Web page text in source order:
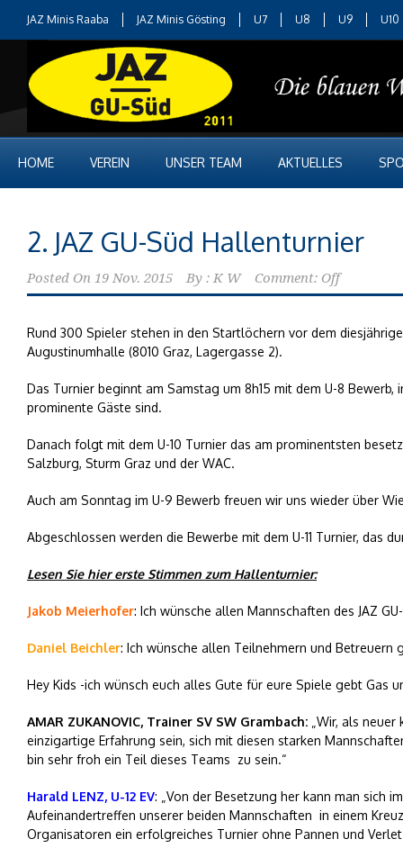
JAZ Minis Raaba JAZ Minis Gösting U7 U8 U9 U10
HOME VEREIN UNSER TEAM AKTUELLES
2. JAZ GU-Süd Hallenturnier
Posted On 19 Nov. 2015 By : K W Comment: Off
Rund 300 Spieler stehen in den Startlöchern vor dem
Augustinumhalle (8010 Graz, Lagergasse 2).
Das Turnier beginnt am Samstag um 8h15 mit dem U-8
prominente Gäste sind.
Danach folgt mit dem U-10 Turnier das am prominentsten
Salzburg, Sturm Graz und der WAC.
Auch am Sonntag im U-9 Bewerb freuen wir uns wieder über
Abgeschlossen werden die Bewerbe mit dem U-11 Turnier, das
Lesen Sie hier erste Stimmen zum Hallenturnier:
Jakob Meierhofer: Ich wünsche allen Mannschaften des JAZ
Daniel Beichler: Ich wünsche allen Teilnehmern und Betreuern
Hey Kids -ich wünsch euch alles Gute für eure Spiele gebt Gas
AMAR ZUKANOVIC, Trainer SV SW Grambach: „Wir, als
einzigartige Erfahrung sein, sich mit diesen starken
bin sehr froh ein Teil dieses Teams zu sein.“
Harald LENZ, U-12 EV: „Von der Besetzung her kann man sich
Aufeinandertreffen unserer beiden Mannschaften in einem
Organisatoren ein erfolgreiches Turnier ohne Pannen und